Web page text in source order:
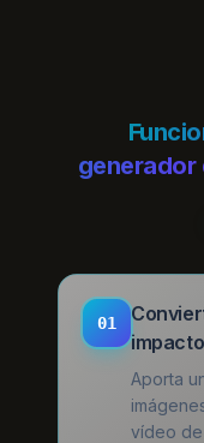
generador
01
Aporta
vídeo de